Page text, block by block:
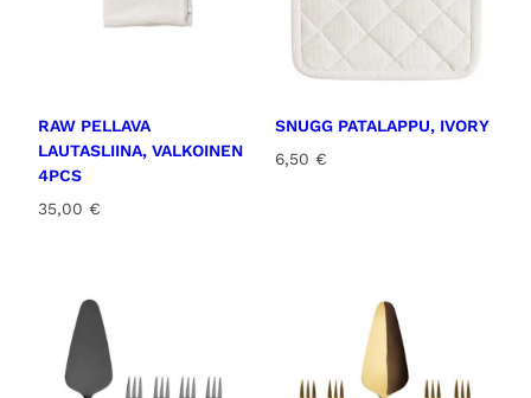
RAW PELLAVA
LAUTASLIINA, VALKOINEN
4PCS
35,00 €
SNUGG PATALAPPU, IVORY
6,50 €